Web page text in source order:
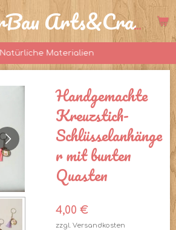
VerBau Arts&Crafts
Natürliche Materialien
Handgemachte
Kreuzstich-
Schlüsselanhänge
r mit bunten
Quasten
4,00 €
zzgl. Versandkosten